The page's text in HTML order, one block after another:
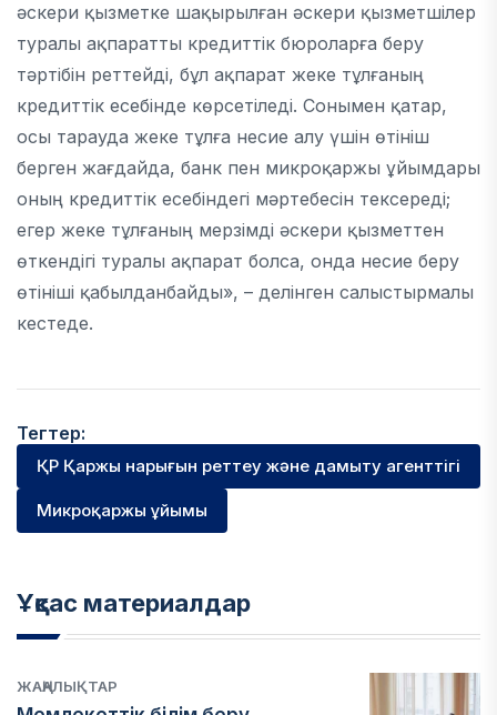
әскери қызметке шақырылған әскери қызметшілер
туралы ақпаратты кредиттік бюроларға беру
тәртібін реттейді, бұл ақпарат жеке тұлғаның
кредиттік есебінде көрсетіледі. Сонымен қатар,
осы тарауда жеке тұлға несие алу үшін өтініш
берген жағдайда, банк пен микроқаржы ұйымдары
оның кредиттік есебіндегі мәртебесін тексереді;
егер жеке тұлғаның мерзімді әскери қызметтен
өткендігі туралы ақпарат болса, онда несие беру
өтініші қабылданбайды», – делінген салыстырмалы
кестеде.
Тегтер:
ҚР Қаржы нарығын реттеу және дамыту агенттігі
Микроқаржы ұйымы
Ұқсас материалдар
ЖАҢАЛЫҚТАР